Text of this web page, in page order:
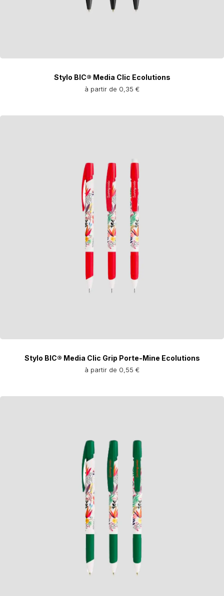
Stylo BIC® Media Clic Ecolutions
à partir de 0,35 €
Stylo BIC® Media Clic Grip Porte-Mine Ecolutions
à partir de 0,55 €